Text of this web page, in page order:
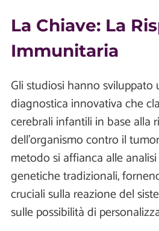
La Chiave: La
Immunitaria
Gli studiosi hanno
diagnostica innovativa che
cerebrali infantili in base alla
dell'organismo contro il
metodo si affianca alle
genetiche tradizionali,
cruciali sulla reazione del
sulle possibilità di